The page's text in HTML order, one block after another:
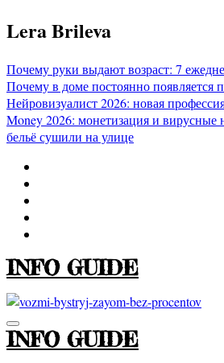
Перейти
к
Lera Brileva
Почему руки выдают возраст: 7
Почему в доме постоянно появляется
Нейровизуалист 2026: новая
Money 2026: монетизация и вирусные
бельё сушили на улице
INFO GUIDE
INFO GUIDE